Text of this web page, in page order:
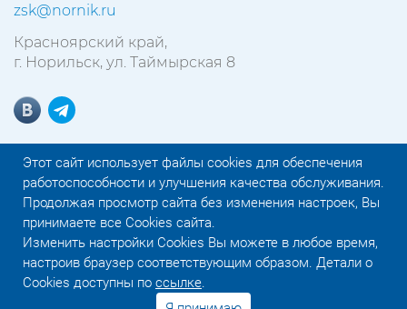
zsk@nornik.ru
Красноярский край,
г. Норильск, ул. Таймырская 8
ПОЛИТИКА КОНФИДЕНЦИАЛЬНОСТИ
ООО «ЗАПОЛЯРНАЯ СТРОИТЕЛЬНАЯ КОМПАНИЯ»
2006-2026. ВСЕ МАТЕРИАЛЫ ЗАЩИЩЕНЫ.
СОЗДАНИЕ САЙТА «СОФТМАЖОР»
Этот сайт использует файлы cookies для обеспечения
работоспособности и улучшения качества обслуживания.
Продолжая просмотр сайта без изменения настроек, Вы
принимаете все Cookies сайта.
Изменить настройки Cookies Вы можете в любое время,
настроив браузер соответствующим образом. Детали о
Cookies доступны по ссылке.